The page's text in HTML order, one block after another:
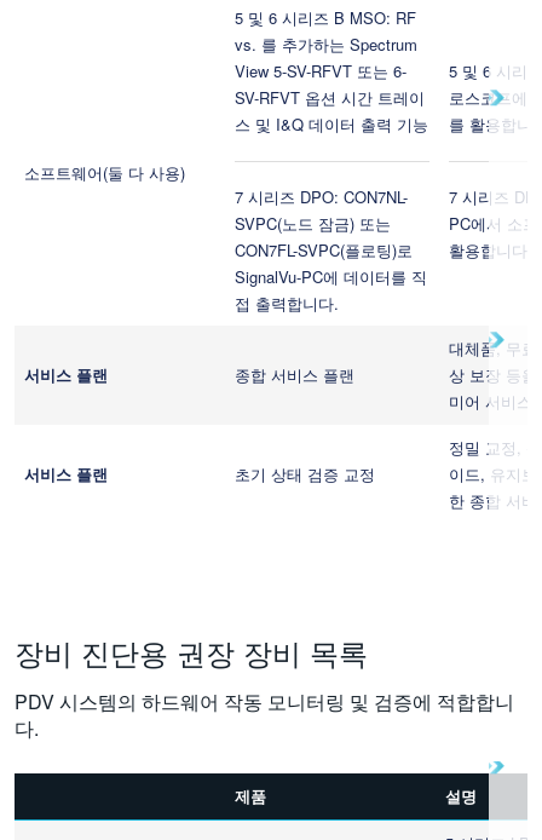
소프트웨어(둘 다 사용)
5 및 6 시리즈 B MSO: RF
vs. 를 추가하는 Spectrum
View 5-SV-RFVT 또는 6-
SV-RFVT 옵션 시간 트레이
스 및 I&Q 데이터 출력 기능
7 시리즈 DPO: CON7NL-
SVPC(노드 잠금) 또는
CON7FL-SVPC(플로팅)로
SignalVu-PC에 데이터를 직
접 출력합니다.
5 및 6 시리
로스코프에
를 활용합니
7 시리즈
PC에서 소
활용합니다.
서비스 플랜 종합 서비스 플랜
대체품, 무
상 보장 등
미어 서비스
서비스 플랜 초기 상태 검증 교정
정밀 교정,
이드, 유지
한 종합 서
장비 진단용 권장 장비 목록
PDV 시스템의 하드웨어 작동 모니터링 및 검증에 적합합니
다.
제품 설명